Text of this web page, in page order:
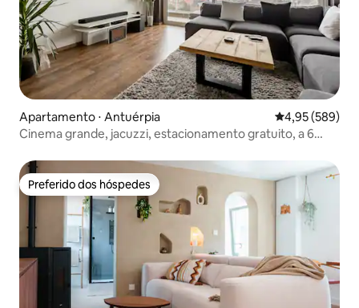
Apartamento ⋅ Antuérpia 4,95 de uma
4,95 (589)
Cinema grande, jacuzzi, estacionamento gratuito, a 6
Preferido dos hóspedes
Preferido dos hóspedes